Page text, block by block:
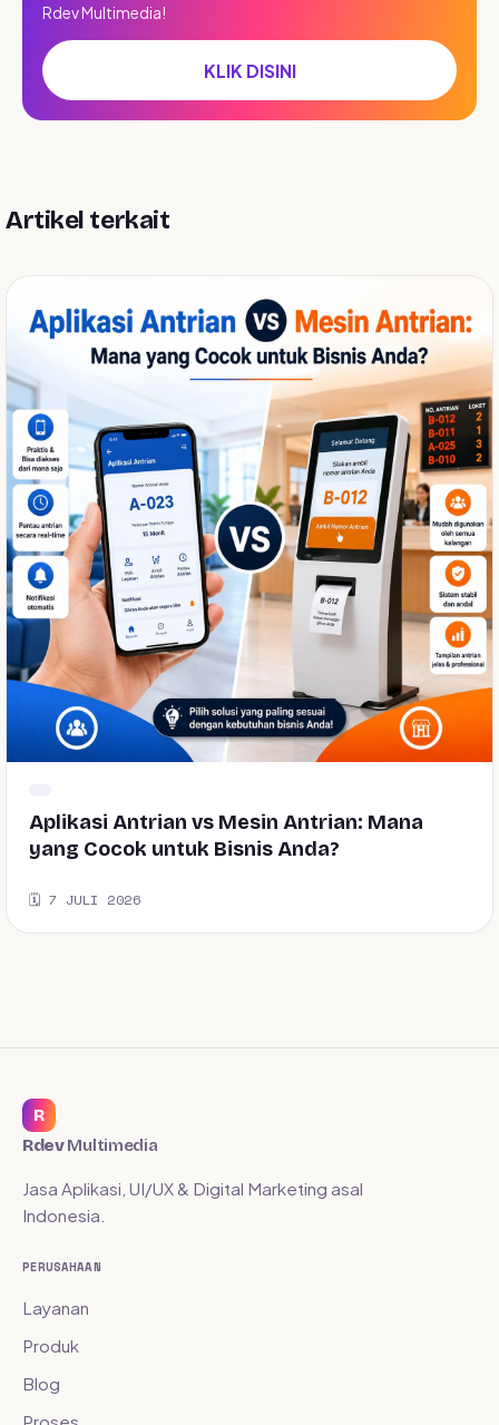
Rdev Multimedia!
KLIK DISINI
Artikel terkait
Aplikasi Antrian vs Mesin Antrian: Mana
yang Cocok untuk Bisnis Anda?
🗓️ 7 JULI 2026
R
RdevMultimedia
Jasa Aplikasi, UI/UX & Digital Marketing asal
Indonesia.
PERUSAHAAN
Layanan
Produk
Blog